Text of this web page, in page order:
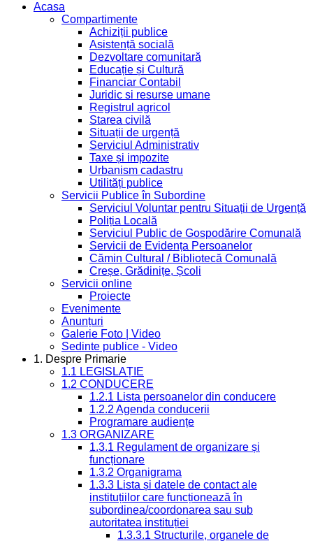
Acasa
Compartimente
Achiziții publice
Asistență socială
Dezvoltare comunitară
Educație și Cultură
Financiar Contabil
Juridic si resurse umane
Registrul agricol
Starea civilă
Situații de urgență
Serviciul Administrativ
Taxe și impozite
Urbanism cadastru
Utilități publice
Servicii Publice în Subordine
Serviciul Voluntar pentru Situații de Urgență
Poliția Locală
Serviciul Public de Gospodărire Comunală
Servicii de Evidența Persoanelor
Cămin Cultural / Bibliotecă Comunală
Creșe, Grădinițe, Școli
Servicii online
Proiecte
Evenimente
Anunțuri
Galerie Foto | Video
Sedinte publice - Video
1. Despre Primarie
1.1 LEGISLAȚIE
1.2 CONDUCERE
1.2.1 Lista persoanelor din conducere
1.2.2 Agenda conducerii
Programare audiențe
1.3 ORGANIZARE
1.3.1 Regulament de organizare și
funcționare
1.3.2 Organigrama
1.3.3 Lista și datele de contact ale
instituțiilor care funcționează în
subordinea/coordonarea sau sub
autoritatea instituției
1.3.3.1 Structurile, organele de